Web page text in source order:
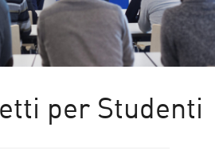
per Studenti